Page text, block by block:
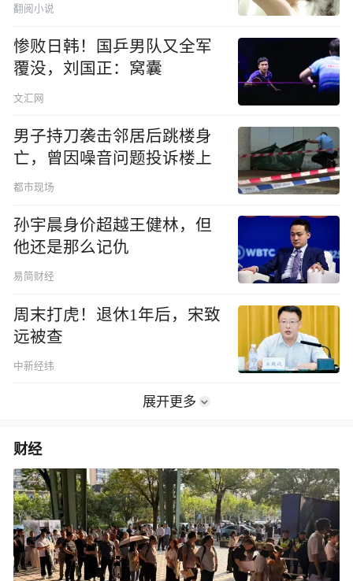
翻阅小说
惨败日韩！国乒男队又全军
覆没，刘国正：窝囊
文汇网
男子持刀袭击邻居后跳楼身
亡，曾因噪音问题投诉楼上
都市现场
孙宇晨身价超越王健林，但
他还是那么记仇
易简财经
周末打虎！退休1年后，宋致
远被查
中新经纬
展开更多
财经